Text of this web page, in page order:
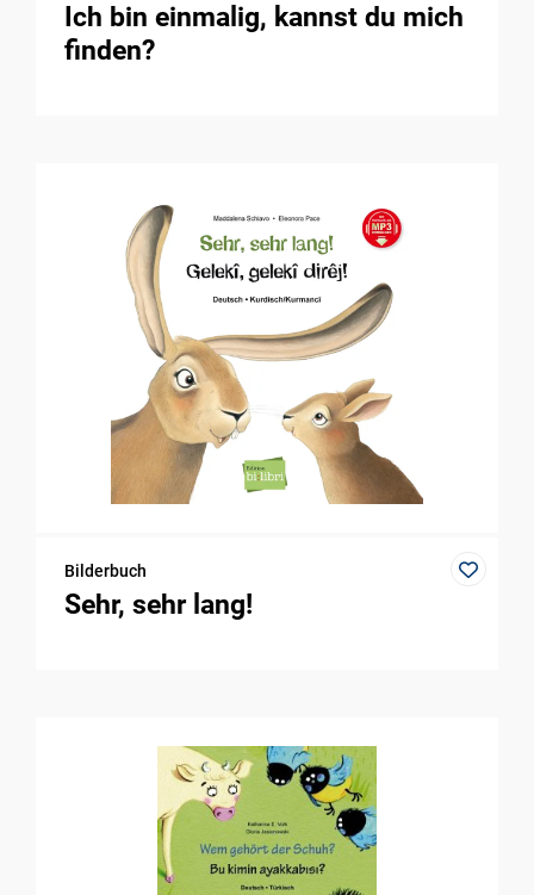
Ich bin einmalig, kannst du mich
finden?
Bilderbuch
Sehr, sehr lang!